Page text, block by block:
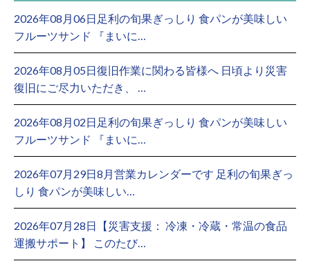
2026年08月06日足利の旬果ぎっしり 食パンが美味しい
フルーツサンド 『まいに…
2026年08月05日復旧作業に関わる皆様へ 日頃より災害
復旧にご尽力いただき、 …
2026年08月02日足利の旬果ぎっしり 食パンが美味しい
フルーツサンド 『まいに…
2026年07月29日8月営業カレンダーです 足利の旬果ぎっ
しり 食パンが美味しい…
2026年07月28日【災害支援： 冷凍・冷蔵・常温の食品
運搬サポート】 このたび…